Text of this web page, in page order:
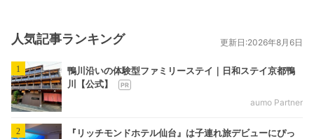
人気記事ランキング 更新日:2026年8月6日
1
鴨川沿いの体験型ファミリーステイ｜日和ステイ京都鴨
川【公式】
aumo Partner
2
『リッチモンドホテル仙台』は子連れ旅デビューにぴっ